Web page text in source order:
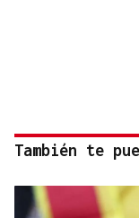
También te